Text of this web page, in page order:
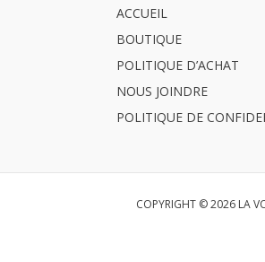
ACCUEIL
BOUTIQUE
POLITIQUE D’ACHAT
NOUS JOINDRE
POLITIQUE DE
COPYRIGHT © 2026 LA